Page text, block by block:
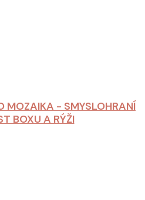
MOZAIKA - SMYSLOHRANÍ
BOXU A RÝŽI